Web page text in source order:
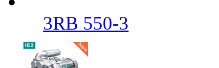
3RB 550-3